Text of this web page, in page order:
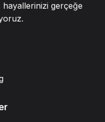
hayallerinizi gerçeğe